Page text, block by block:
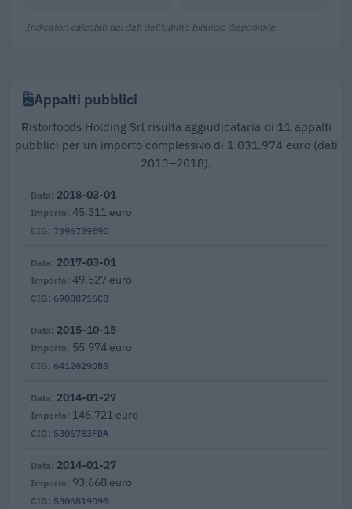
Indicatori calcolati dai dati dell'ultimo bilancio disponibile.
Appalti pubblici
Ristorfoods Holding Srl risulta aggiudicataria di 11 appalti
pubblici per un importo complessivo di 1.031.974 euro (dati
2013–2018).
7396759E9C
2018-03-01
45.311 euro
69888716CB
2017-03-01
49.527 euro
6412029DB5
2015-10-15
55.974 euro
5306783FDA
2014-01-27
146.721 euro
5306819D90
2014-01-27
93.668 euro